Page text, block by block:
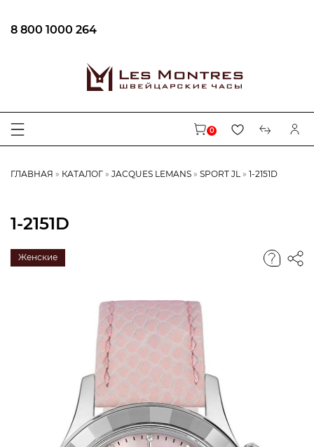
8 800 1000 264
0
ГЛАВНАЯ КАТАЛОГ JACQUES LEMANS SPORT JL 1-2151D
1-2151D
Женские